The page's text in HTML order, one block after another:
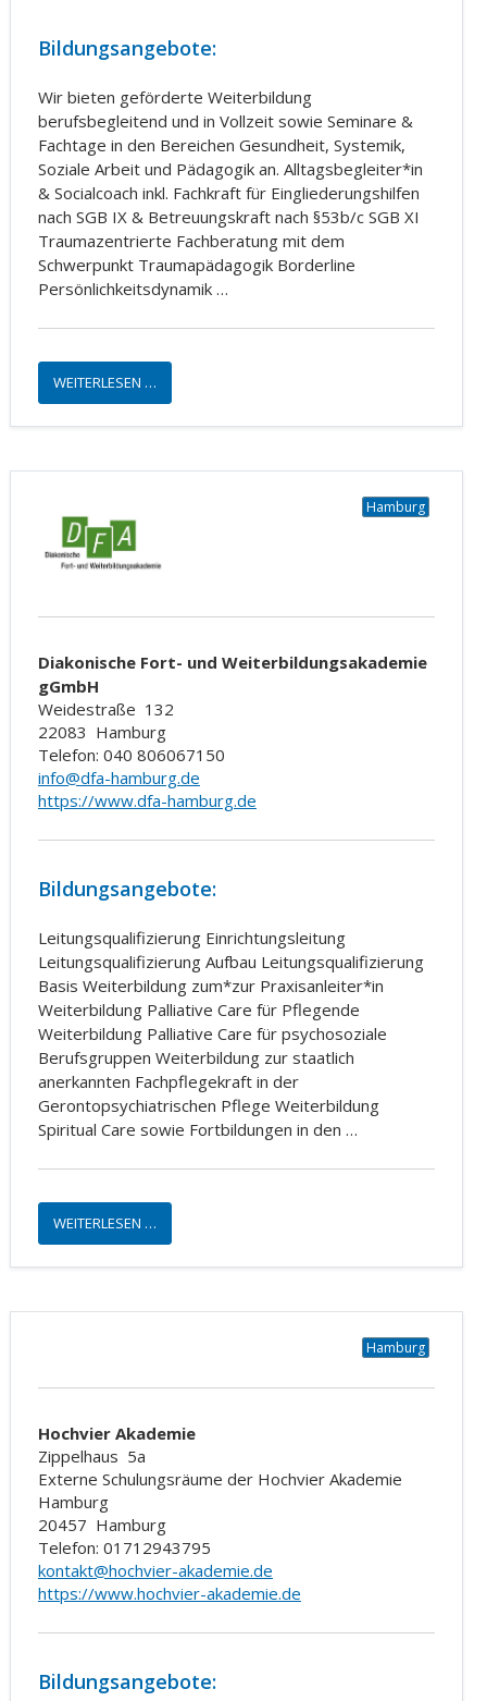
Bildungsangebote:
Wir bieten geförderte Weiterbildung
berufsbegleitend und in Vollzeit sowie Seminare &
Fachtage in den Bereichen Gesundheit, Systemik,
Soziale Arbeit und Pädagogik an. Alltagsbegleiter*in
& Socialcoach inkl. Fachkraft für Eingliederungshilfen
nach SGB IX & Betreuungskraft nach §53b/c SGB XI
Traumazentrierte Fachberatung mit dem
Schwerpunkt Traumapädagogik Borderline
Persönlichkeitsdynamik …
WEITERLESEN …
Hamburg
Diakonische Fort- und Weiterbildungsakademie
gGmbH
Weidestraße 132
22083 Hamburg
Telefon: 040 806067150
info@dfa-hamburg.de
https://www.dfa-hamburg.de
Bildungsangebote:
Leitungsqualifizierung Einrichtungsleitung
Leitungsqualifizierung Aufbau Leitungsqualifizierung
Basis Weiterbildung zum*zur Praxisanleiter*in
Weiterbildung Palliative Care für Pflegende
Weiterbildung Palliative Care für psychosoziale
Berufsgruppen Weiterbildung zur staatlich
anerkannten Fachpflegekraft in der
Gerontopsychiatrischen Pflege Weiterbildung
Spiritual Care sowie Fortbildungen in den …
WEITERLESEN …
Hamburg
Hochvier Akademie
Zippelhaus 5a
Externe Schulungsräume der Hochvier Akademie
Hamburg
20457 Hamburg
Telefon: 01712943795
kontakt@hochvier-akademie.de
https://www.hochvier-akademie.de
Bildungsangebote: